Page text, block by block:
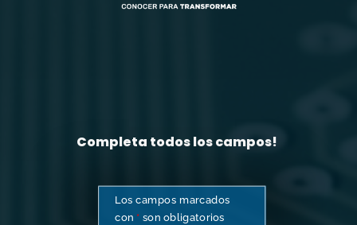
Completa todos los campos!
Los campos marcados
con *son obligatorios